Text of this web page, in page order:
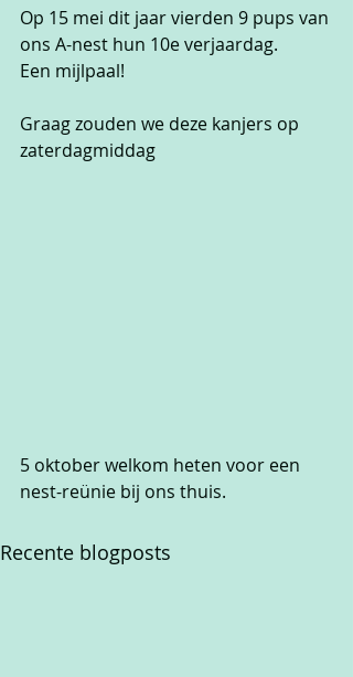
Op 15 mei dit jaar vierden 9 pups van
ons A-nest hun 10e verjaardag.
Een mijlpaal!
Graag zouden we deze kanjers op
zaterdagmiddag
5 oktober welkom heten voor een
nest-reünie bij ons thuis.
Recente blogposts